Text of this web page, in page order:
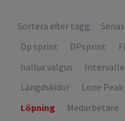
Sortera efter tagg:
Dp sprint
DPsprint
hallux valgus
Längdskidor
Lone Peak
Löpning
Medarbetare